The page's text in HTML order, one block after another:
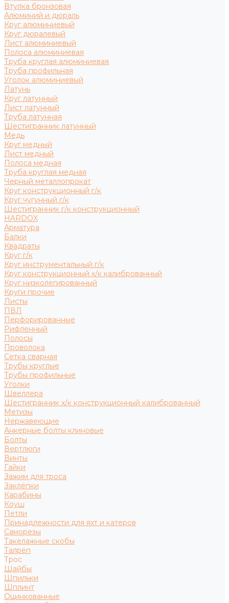
Втулка бронзовая
Алюминий и дюраль
Круг алюминиевый
Круг дюралевый
Лист алюминиевый
Полоса алюминиевая
Труба круглая алюминиевая
Труба профильная
Уголок алюминиевый
Латунь
Круг латунный
Лист латунный
Труба латунная
Шестигранник латунный
Медь
Круг медный
Лист медный
Полоса медная
Труба круглая медная
Черный металлопрокат
Круг конструкционный г/к
Круг чугунный г/к
Шестигранник г/к конструкционный
HARDOX
Арматура
Балки
Квадраты
Круг г/к
Круг инструментальный г/к
Круг конструкционный х/к калиброванный
Круг низколегированный
Круги прочие
Листы
ПВЛ
Перфорированные
Рифленный
Полосы
Проволока
Сетка сварная
Трубы круглые
Трубы профильные
Уголки
Швеллера
Шестигранник х/к конструкционный калиброванный
Метизы
Нержавеющие
Анкерные болты клиновые
Болты
Вертлюги
Винты
Гайки
Зажим для троса
Заклёпки
Карабины
Коуш
Петли
Принадлежности для яхт и катеров
Саморезы
Такелажные скобы
Талреп
Трос
Шайбы
Шпильки
Шплинт
Оцинкованные